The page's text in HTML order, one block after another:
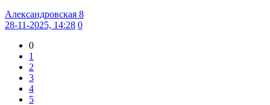
Александровская 8
28-11-2025, 14:28 0
0
1
2
3
4
5